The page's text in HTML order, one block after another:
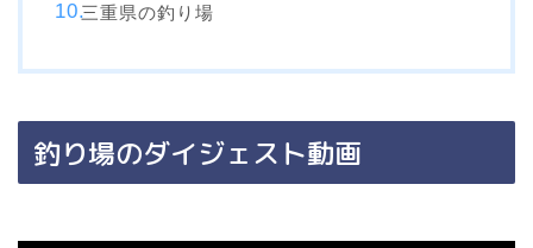
三重県の釣り場
釣り場のダイジェスト動画